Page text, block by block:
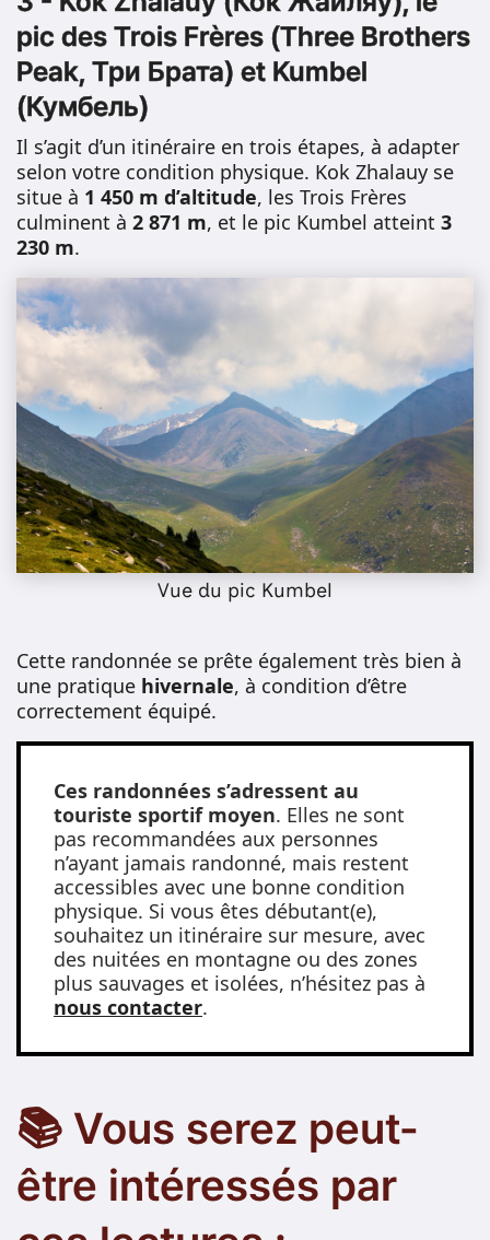
pic des Trois Frères (Three Brothers
Peak, Три Брата) et Kumbel
(Кумбель)
Il s’agit d’un itinéraire en trois étapes, à adapter
selon votre condition physique. Kok Zhalauy se
situe à 1 450 m d’altitude, les Trois Frères
culminent à 2 871 m, et le pic Kumbel atteint 3
230 m.
Vue du pic Kumbel
Cette randonnée se prête également très bien à
une pratique hivernale, à condition d’être
correctement équipé.
Ces randonnées s’adressent au
touriste sportif moyen. Elles ne sont
pas recommandées aux personnes
n’ayant jamais randonné, mais restent
accessibles avec une bonne condition
physique. Si vous êtes débutant(e),
souhaitez un itinéraire sur mesure, avec
des nuitées en montagne ou des zones
plus sauvages et isolées, n’hésitez pas à
nous contacter.
📚 Vous serez peut-
être intéressés par